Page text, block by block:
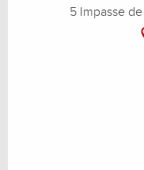
5 Impasse